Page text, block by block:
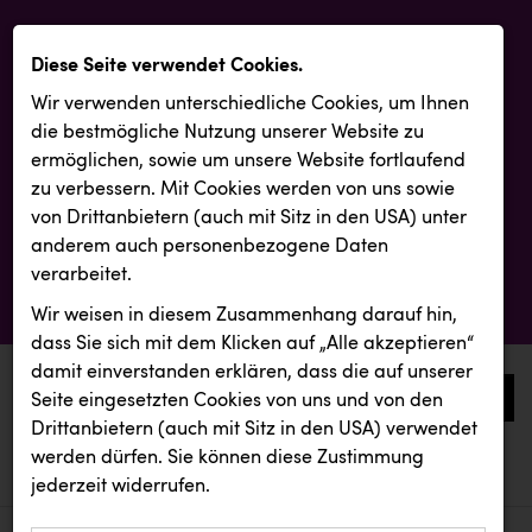
0
aktuelle aussendungen
aktuelle aussendungen
Diese Seite verwendet Cookies.
Wir verwenden unterschiedliche Cookies, um Ihnen
die best­mögliche Nutzung unserer Website zu
ermöglichen, sowie um unsere Website fortlaufend
zu verbessern. Mit Cookies werden von uns sowie
von Drittanbietern (auch mit Sitz in den USA) unter
anderem auch personenbezogene Daten
verarbeitet.
Wir weisen in diesem Zusammenhang darauf hin,
dass Sie sich mit dem Klicken auf „Alle akzeptieren“
damit ein­ver­standen erklären, dass die auf unserer
Seite eingesetzten Cookies von uns und von den
Drittanbietern (auch mit Sitz in den USA) verwendet
werden dürfen. Sie können diese Zustimmung
jederzeit widerrufen.